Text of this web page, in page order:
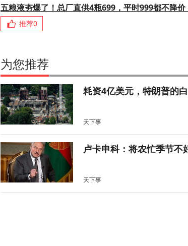
五粮液夯爆了！总厂直供4瓶699，平时999都不降价
推荐0
为您推荐
耗资4亿美元，特朗普的
天下事
卢卡申科：将农忙季节不
天下事